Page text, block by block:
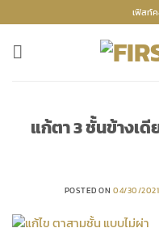
to
content
เฟิสท์
แก้ตา 3 ชั้นข้างเ
POSTED ON 04/30/2021